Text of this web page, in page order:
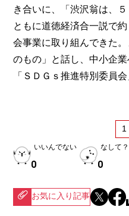
き合いに、「渋沢翁は、
ともに道徳経済合一説で
会事業に取り組んできた
のもの」と話し、中小企
「ＳＤＧｓ推進特別委員
1
いいんでない
0
なして？
0
お気に入り記事